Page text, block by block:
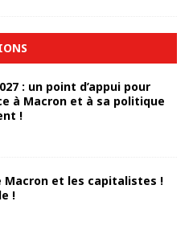
: un point d’appui pour
à Macron et à sa politique
!
Macron et les capitalistes !
!